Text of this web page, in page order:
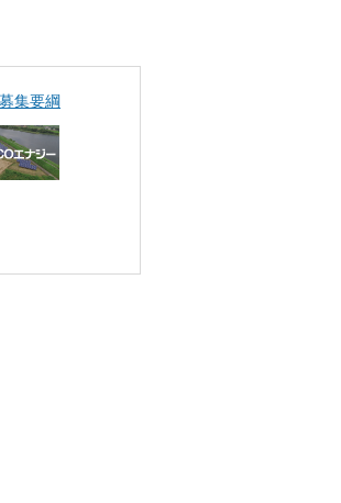
集要綱